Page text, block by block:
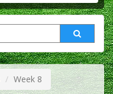
Week 8